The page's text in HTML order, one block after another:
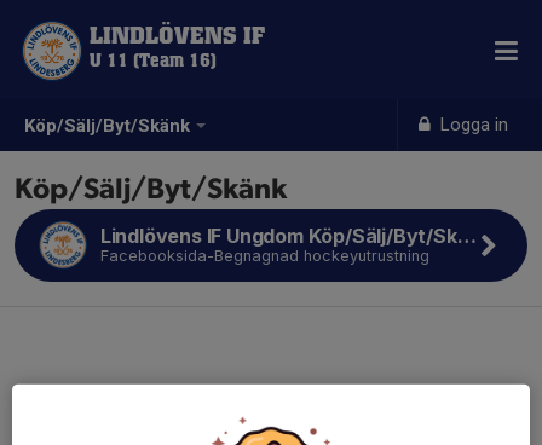
Köp/Sälj/Byt/Skänk Logga in
LINDLÖVENS IF
U 11 (Team 16)
Köp/Sälj/Byt/Skänk
Lindlövens IF Ungdom Köp/Sälj/Byt/Skänk
Facebooksida-Begnagnad hockeyutrustning